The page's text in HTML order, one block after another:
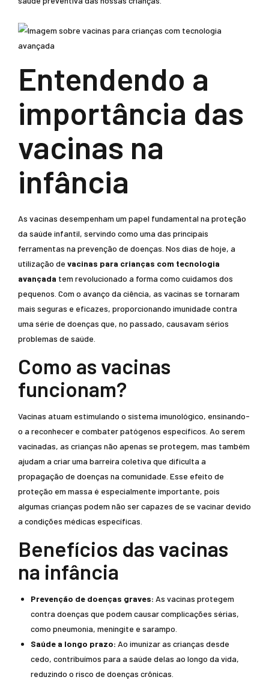
Entendendo a
importância das
vacinas na
infância
As vacinas desempenham um papel fundamental na proteção
da saúde infantil, servindo como uma das principais
ferramentas na prevenção de doenças. Nos dias de hoje, a
utilização de vacinas para crianças com tecnologia
avançada tem revolucionado a forma como cuidamos dos
pequenos. Com o avanço da ciência, as vacinas se tornaram
mais seguras e eficazes, proporcionando imunidade contra
uma série de doenças que, no passado, causavam sérios
problemas de saúde.
Como as vacinas
funcionam?
Vacinas atuam estimulando o sistema imunológico, ensinando-
o a reconhecer e combater patógenos específicos. Ao serem
vacinadas, as crianças não apenas se protegem, mas também
ajudam a criar uma barreira coletiva que dificulta a
propagação de doenças na comunidade. Esse efeito de
proteção em massa é especialmente importante, pois
algumas crianças podem não ser capazes de se vacinar devido
a condições médicas específicas.
Benefícios das vacinas
na infância
Prevenção de doenças graves: As vacinas protegem
contra doenças que podem causar complicações sérias,
como pneumonia, meningite e sarampo.
Saúde a longo prazo: Ao imunizar as crianças desde
cedo, contribuímos para a saúde delas ao longo da vida,
reduzindo o risco de doenças crônicas.